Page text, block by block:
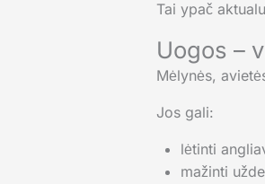
Tai ypač
Uogos –
Mėlynės,
Jos gali:
lėtinti
mažinti